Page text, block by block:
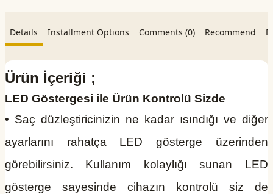
Details Installment Options Comments (0) Recommend
Ürün İçeriği ;
LED Göstergesi ile Ürün Kontrolü Sizde
• Saç düzleştiricinizin ne kadar ısındığı ve diğer
ayarlarını rahatça LED gösterge üzerinden
görebilirsiniz. Kullanım kolaylığı sunan LED
gösterge sayesinde cihazın kontrolü siz de